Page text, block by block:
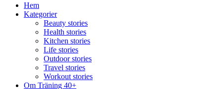
Hem
Kategorier
Beauty stories
Health stories
Kitchen stories
Life stories
Outdoor stories
Travel stories
Workout stories
Om Träning 40+